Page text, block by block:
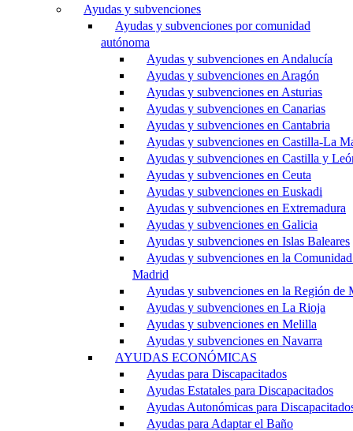
Ayudas y subvenciones
Ayudas y subvenciones por comunidad
autónoma
Ayudas y subvenciones en Andalucía
Ayudas y subvenciones en Aragón
Ayudas y subvenciones en Asturias
Ayudas y subvenciones en Canarias
Ayudas y subvenciones en Cantabria
Ayudas y subvenciones en Castilla-La
Ayudas y subvenciones en Castilla y
Ayudas y subvenciones en Ceuta
Ayudas y subvenciones en Euskadi
Ayudas y subvenciones en Extremadura
Ayudas y subvenciones en Galicia
Ayudas y subvenciones en Islas Baleares
Ayudas y subvenciones en la
Madrid
Ayudas y subvenciones en la Región de
Ayudas y subvenciones en La Rioja
Ayudas y subvenciones en Melilla
Ayudas y subvenciones en Navarra
AYUDAS ECONÓMICAS
Ayudas para Discapacitados
Ayudas Estatales para Discapacitados
Ayudas Autonómicas para
Ayudas para Adaptar el Baño